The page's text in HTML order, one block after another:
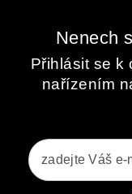
Nenech
Přihlásit se k
nařízením